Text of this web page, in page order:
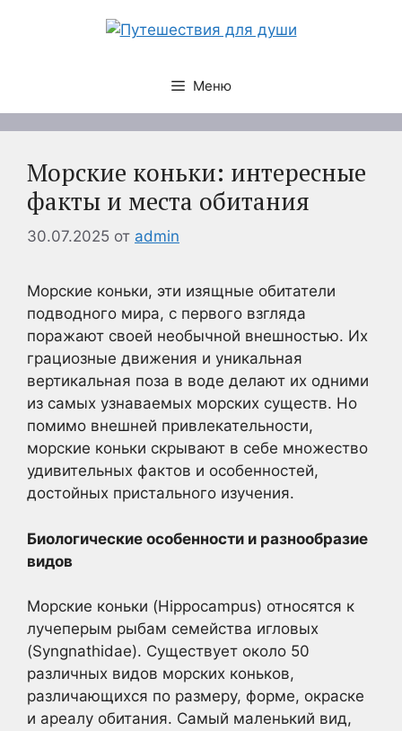
Меню
Морские коньки: интересные
факты и места обитания
30.07.2025 от admin
Морские коньки, эти изящные обитатели
подводного мира, с первого взгляда
поражают своей необычной внешностью. Их
грациозные движения и уникальная
вертикальная поза в воде делают их одними
из самых узнаваемых морских существ. Но
помимо внешней привлекательности,
морские коньки скрывают в себе множество
удивительных фактов и особенностей,
достойных пристального изучения.
Биологические особенности и разнообразие
видов
Морские коньки (Hippocampus) относятся к
лучеперым рыбам семейства игловых
(Syngnathidae). Существует около 50
различных видов морских коньков,
различающихся по размеру, форме, окраске
и ареалу обитания. Самый маленький вид,